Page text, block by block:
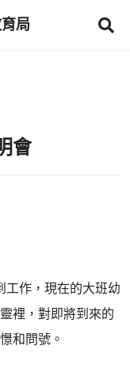
局
會
工作，現在的大班幼
裡，對即將到來的
和問號。